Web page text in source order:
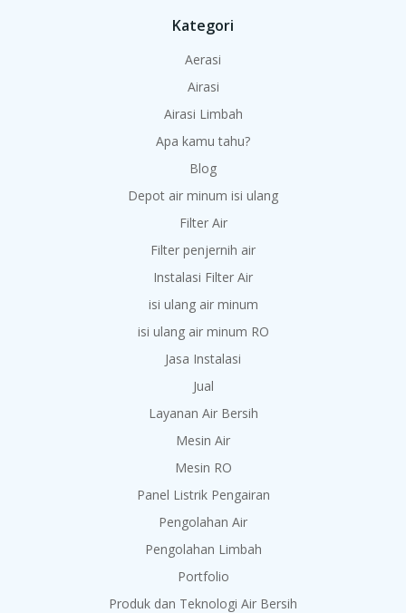
Kategori
Aerasi
Airasi
Airasi Limbah
Apa kamu tahu?
Blog
Depot air minum isi ulang
Filter Air
Filter penjernih air
Instalasi Filter Air
isi ulang air minum
isi ulang air minum RO
Jasa Instalasi
Jual
Layanan Air Bersih
Mesin Air
Mesin RO
Panel Listrik Pengairan
Pengolahan Air
Pengolahan Limbah
Portfolio
Produk dan Teknologi Air Bersih